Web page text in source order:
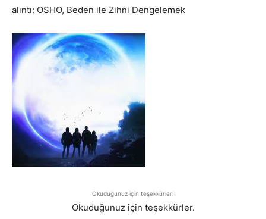
alıntı: OSHO, Beden ile Zihni Dengelemek
Okuduğunuz için teşekkürler!
Okuduğunuz için teşekkürler.